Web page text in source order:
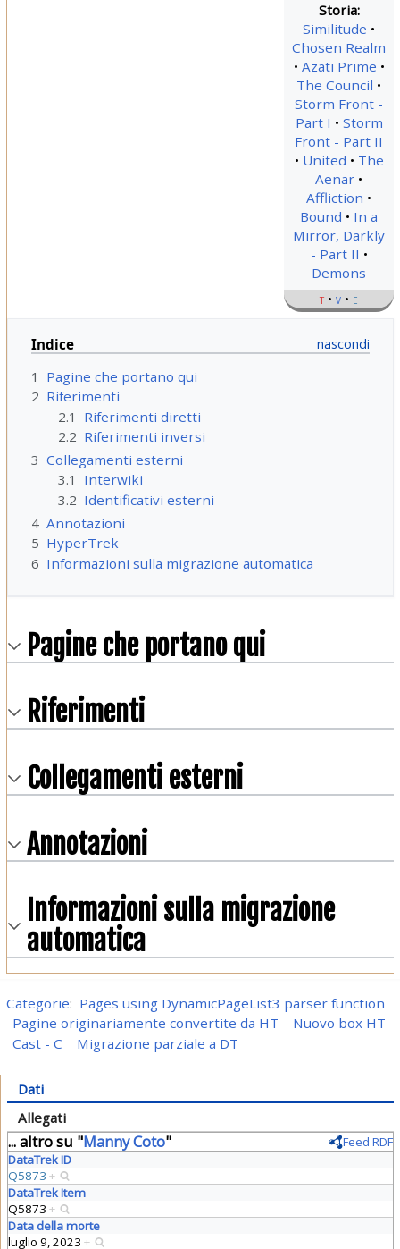
Storia:
Similitude
Chosen Realm
Azati Prime
The Council
Storm Front -
Part I
Storm
Front - Part II
United
The
Aenar
Affliction
Bound
In a
Mirror, Darkly
- Part II
Demons
t v e
Indice
1
Pagine che portano qui
2 Riferimenti
2.1
Riferimenti diretti
2.2 Riferimenti inversi
3 Collegamenti esterni
3.1
Interwiki
3.2 Identificativi esterni
4 Annotazioni
5 HyperTrek
6 Informazioni sulla migrazione automatica
Pagine che portano qui
Riferimenti
Collegamenti esterni
Annotazioni
Informazioni sulla migrazione
automatica
Categorie: Pages using DynamicPageList3 parser function
Pagine originariamente convertite da HT
Nuovo box HT
Cast - C
Migrazione parziale a DT
Dati
Allegati
... altro su "Manny Coto"
Feed RDF
DataTrek ID
Q5873 +
DataTrek Item
Q5873 +
Data della morte
luglio 9, 2023 +